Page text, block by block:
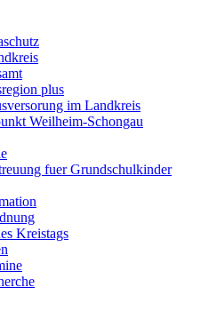
plus
im Landkreis
Weilheim-Schongau
fuer Grundschulkinder
Kreistags